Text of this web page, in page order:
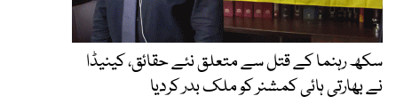
سکھ رہنما کے قتل سے متعلق نئے حقائق، کینیڈا
نے بھارتی ہائی کمشنر کو ملک بدر کردیا